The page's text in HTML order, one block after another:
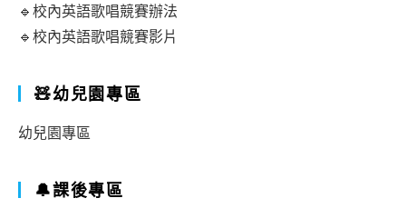
🔹校內英語歌唱競賽辦法
🔹校內英語歌唱競賽影片
🧸幼兒園專區
幼兒園專區
🔔課後專區